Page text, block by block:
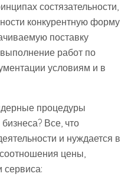
состязательности,
конкурентную форму
поставку
работ по
условиям и в
процедуры
Все, что
и нуждается в
цены,
сервиса: